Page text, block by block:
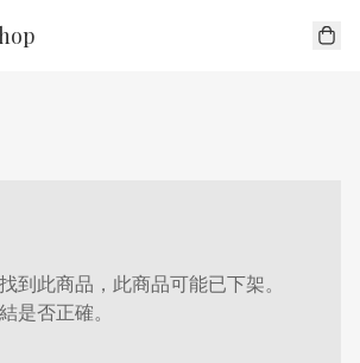
到此商品，此商品可能已下架。
是否正確。